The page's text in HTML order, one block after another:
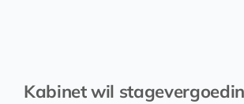
Kabinet wil